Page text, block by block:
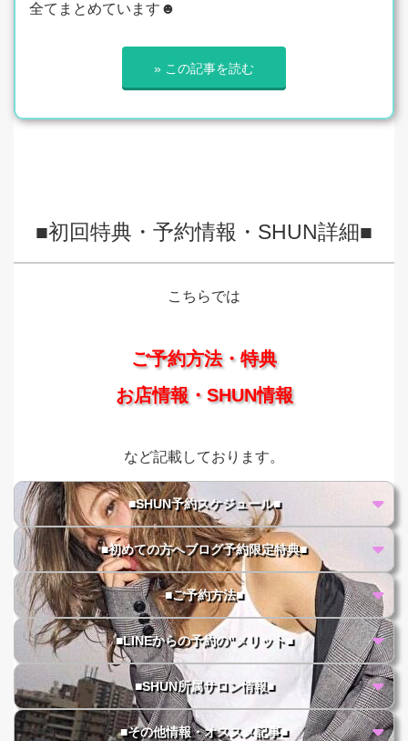
全てまとめています☻
» この記事を読む
■初回特典・予約情報・SHUN詳細■
こちらでは
ご予約方法・特典
お店情報・SHUN情報
など記載しております。
■SHUN予約スケジュール■
■初めての方へブログ予約限定特典■
■ご予約方法■
■LINEからの予約の"メリット■
■SHUN所属サロン情報■
■その他情報・オススメ記事■